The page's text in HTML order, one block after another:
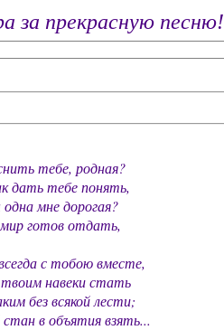
за прекрасную песню!
тебе, родная?
дать тебе понять,
мне дорогая?
готов отдать,
с тобою вместе,
навеки стать
без всякой лести;
в объятия взять...